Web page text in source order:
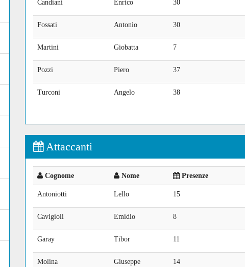
Candiani Enrico 30
Fossati Antonio 30
Martini Giobatta 7
Pozzi Piero 37
Turconi Angelo 38
Attaccanti
Cognome Nome Presenze
Antoniotti Lello 15
Cavigioli Emidio 8
Garay Tibor 11
Molina Giuseppe 14